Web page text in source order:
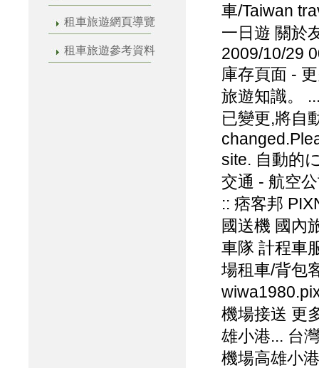
租車旅遊網頁導覽
租車旅遊參考資料
車/Taiwan
一日遊 關於
2009/10/29
庫存頁面 -
旅遊知識。
已變更,將自
site. 自動的
交通 - 航空
:: 痞客邦
國送機 國內
車隊 計程車
場租車/背包
機場接送 更
雄小港... 台
機場高雄小